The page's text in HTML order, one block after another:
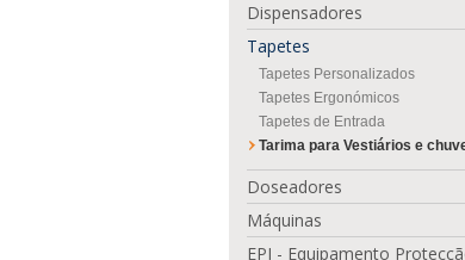
Dispensadores
Tapetes
Tapetes Personalizados
Tapetes Ergonómicos
Tapetes de Entrada
Tarima para Vestiários e
Doseadores
Máquinas
EPI - Equipamento